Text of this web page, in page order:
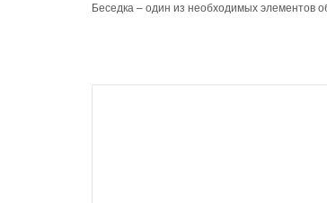
Беседка – один из необходимых элементов